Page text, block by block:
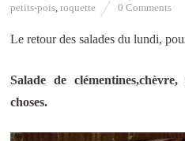
petits-pois ,roquette 0 Comments
Le retour des salades du lundi,
Salade de
choses.